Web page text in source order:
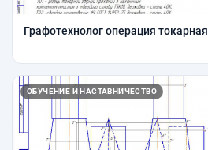
Графотехнолог операция токарная
ОБУЧЕНИЕ И НАСТАВНИЧЕСТВО